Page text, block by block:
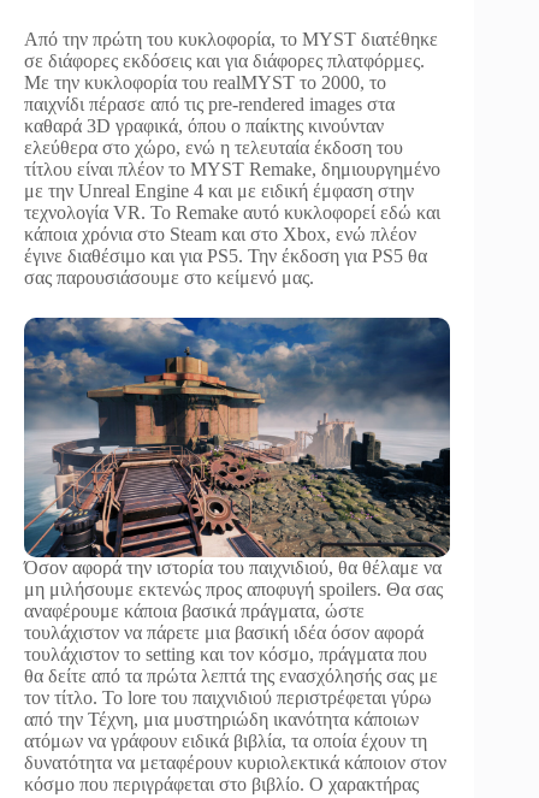
Από την πρώτη του κυκλοφορία, το MYST διατέθηκε
σε διάφορες εκδόσεις και για διάφορες πλατφόρμες.
Με την κυκλοφορία του realMYST το 2000, το
παιχνίδι πέρασε από τις pre-rendered images στα
καθαρά 3D γραφικά, όπου ο παίκτης κινούνταν
ελεύθερα στο χώρο, ενώ η τελευταία έκδοση του
τίτλου είναι πλέον το MYST Remake, δημιουργημένο
με την Unreal Engine 4 και με ειδική έμφαση στην
τεχνολογία VR. To Remake αυτό κυκλοφορεί εδώ και
κάποια χρόνια στο Steam και στο Xbox, ενώ πλέον
έγινε διαθέσιμο και για PS5. Την έκδοση για PS5 θα
σας παρουσιάσουμε στο κείμενό μας.
Όσον αφορά την ιστορία του παιχνιδιού, θα θέλαμε να
μη μιλήσουμε εκτενώς προς αποφυγή spoilers. Θα σας
αναφέρουμε κάποια βασικά πράγματα, ώστε
τουλάχιστον να πάρετε μια βασική ιδέα όσον αφορά
τουλάχιστον το setting και τον κόσμο, πράγματα που
θα δείτε από τα πρώτα λεπτά της ενασχόλησής σας με
τον τίτλο. Το lore του παιχνιδιού περιστρέφεται γύρω
από την Τέχνη, μια μυστηριώδη ικανότητα κάποιων
ατόμων να γράφουν ειδικά βιβλία, τα οποία έχουν τη
δυνατότητα να μεταφέρουν κυριολεκτικά κάποιον στον
κόσμο που περιγράφεται στο βιβλίο. Ο χαρακτήρας